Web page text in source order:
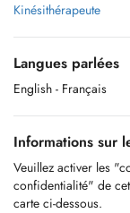
Kinésithérapeute
Langues parlées
English - Français
Informations sur
Veuillez activer les
confidentialité" de
carte ci-dessous.